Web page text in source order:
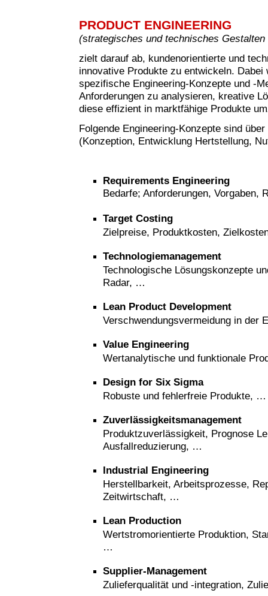
PRODUCT ENGINEERING
(strategisches und technisches
zielt darauf ab, kundenorientierte und
innovative Produkte zu entwickeln.
spezifische Engineering-Konzepte und -
Anforderungen zu analysieren, kreative
diese effizient in marktfähige Produkte
Folgende Engineering-Konzepte sind
(Konzeption, Entwicklung Hertstellung,
Requirements Engineering
Bedarfe; Anforderungen, Vorgaben,
Target Costing
Zielpreise, Produktkosten,
Technologiemanagement
Technologische Lösungskonzepte
Radar, …
Lean Product Development
Verschwendungsvermeidung in der
Value Engineering
Wertanalytische und funktionale
Design for Six Sigma
Robuste und fehlerfreie Produkte, …
Zuverlässigkeitsmanagement
Produktzuverlässigkeit, Prognose
Ausfallreduzierung, …
Industrial Engineering
Herstellbarkeit, Arbeitsprozesse,
Zeitwirtschaft, …
Lean Production
Wertstromorientierte Produktion,
Supplier-Management
Zulieferqualität und -integration,